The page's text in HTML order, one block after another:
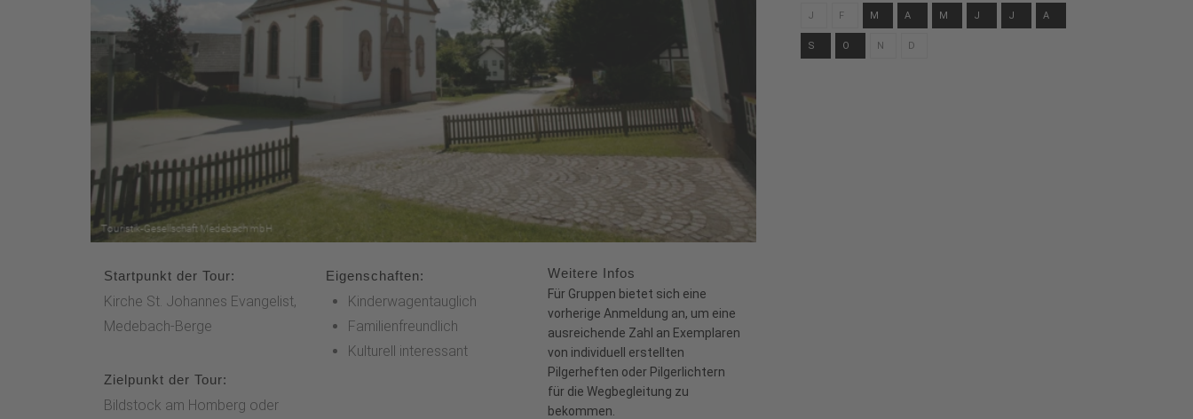
Startpunkt der Tour:
Kirche St. Johannes Evangelist,
Medebach-Berge
Zielpunkt der Tour:
Bildstock am Homberg oder
Eigenschaften:
Kinderwagentauglich
Familienfreundlich
Kulturell interessant
Weitere Infos
Für Gruppen bietet sich eine
vorherige Anmeldung an, um eine
ausreichende Zahl an Exemplaren
von individuell erstellten
Pilgerheften oder Pilgerlichtern
für die Wegbegleitung zu
bekommen.
J F M A M J J A
S O N D